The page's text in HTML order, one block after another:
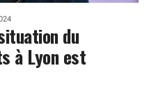
du
à Lyon est